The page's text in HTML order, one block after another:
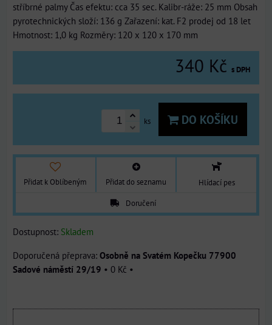
stříbrné palmy Čas efektu: cca 35 sec. Kalibr-ráže: 25 mm Obsah
pyrotechnických složí: 136 g Zařazení: kat. F2 prodej od 18 let
Hmotnost: 1,0 kg Rozměry: 120 x 120 x 170 mm
340 Kč s DPH
ks DO KOŠÍKU
Přidat k Oblíbeným Přidat do seznamu
Hlídací pes
Doručení
Dostupnost: Skladem
Osobně na Svatém Kopečku 77900
Sadové náměstí 29/19 • 0 Kč •